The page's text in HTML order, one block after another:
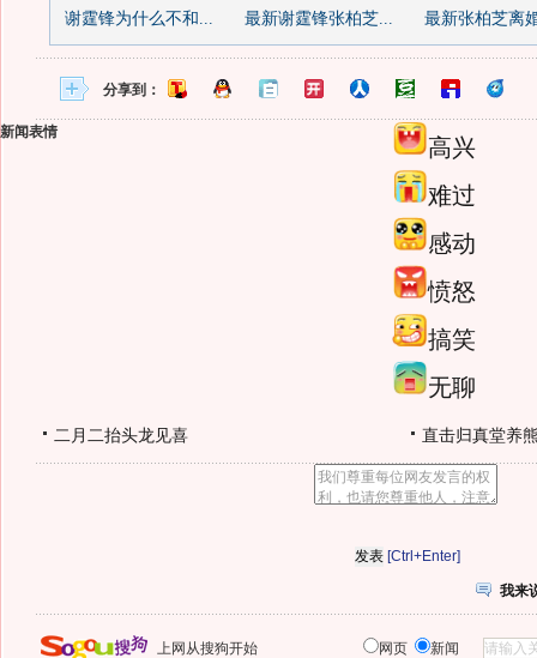
谢霆锋为什么不和...
最新谢霆锋张柏芝... 最新张柏芝离
分享到：
新闻表情
高兴
难过
感动
愤怒
搞笑
无聊
二月二抬头龙见喜 直击归真堂养
[Ctrl+Enter]
我来
上网从搜狗开始 网页 新闻